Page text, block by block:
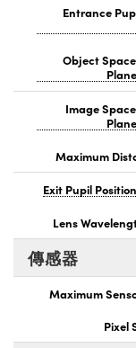
Entrance
Object
Image
Maximum
Exit Pupil
Lens
傳感器
Maximum
Pixel